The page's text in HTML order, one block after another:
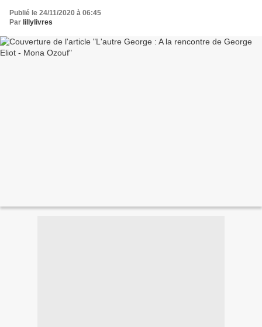
Publié le 24/11/2020 à 06:45
Par lillylivres